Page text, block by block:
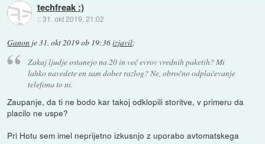
techfreak :)
::31. okt 2019, 21:02
Ganon je31. okt 2019 ob 19:36izjavil:
Zakaj ljudje ostanejo na 20 in več evrov vrednih paketih? Mi
lahko navedete en sam dober razlog? Ne, obročno odplačevanje
telefona to ni.
Zaupanje, da ti ne bodo kar takoj odklopili storitve, v primeru da
placilo ne uspe?
Pri Hotu sem imel neprijetno izkusnjo z uporabo avtomatskega